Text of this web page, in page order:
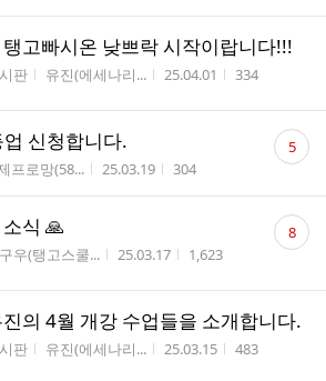
고빠시온 낮쁘락 시작이랍니다!!!
판 작성자
유진(에세나리... 작성시간
25.04.01 조회수
334
신청합니다.
성자
프로망(58... 작성시간
25.03.19 조회수
304
댓
글 5
식 🙏
작성자
구우(탱고스쿨... 작성시간
25.03.17 조회수
1,623
댓
글 8
의 4월 개강 수업들을 소개합니다.
판 작성자
유진(에세나리... 작성시간
25.03.15 조회수
483